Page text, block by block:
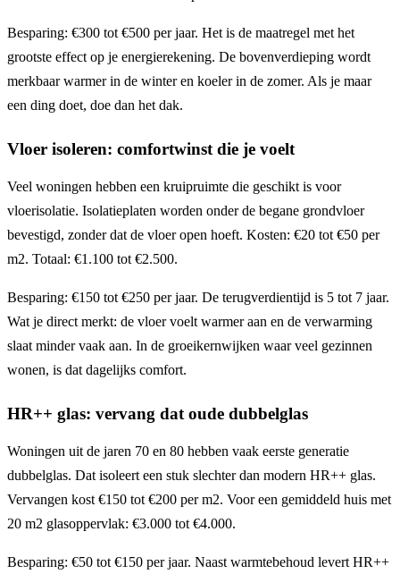
Besparing: €300 tot €500 per jaar. Het is de maatregel met het
grootste effect op je energierekening. De bovenverdieping wordt
merkbaar warmer in de winter en koeler in de zomer. Als je maar
een ding doet, doe dan het dak.
Vloer isoleren: comfortwinst die je voelt
Veel woningen hebben een kruipruimte die geschikt is voor
vloerisolatie. Isolatieplaten worden onder de begane grondvloer
bevestigd, zonder dat de vloer open hoeft. Kosten: €20 tot €50 per
m2. Totaal: €1.100 tot €2.500.
Besparing: €150 tot €250 per jaar. De terugverdientijd is 5 tot 7 jaar.
Wat je direct merkt: de vloer voelt warmer aan en de verwarming
slaat minder vaak aan. In de groeikernwijken waar veel gezinnen
wonen, is dat dagelijks comfort.
HR++ glas: vervang dat oude dubbelglas
Woningen uit de jaren 70 en 80 hebben vaak eerste generatie
dubbelglas. Dat isoleert een stuk slechter dan modern HR++ glas.
Vervangen kost €150 tot €200 per m2. Voor een gemiddeld huis met
20 m2 glasoppervlak: €3.000 tot €4.000.
Besparing: €50 tot €150 per jaar. Naast warmtebehoud levert HR++